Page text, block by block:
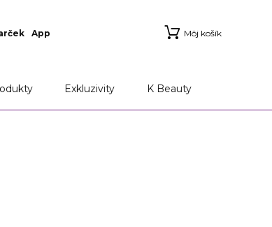
App Môj košík
Exkluzivity K Beauty